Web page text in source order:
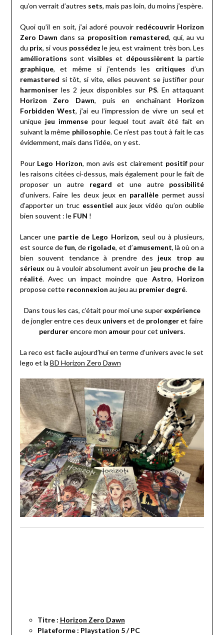
qu’on verrait d’autres sets, mais pas loin, du moins j’espère.
Quoi qu’il en soit, j’ai adoré pouvoir redécouvrir Horizon
Zero Dawn dans sa proposition remastered, qui, au vu
du prix, si vous possédez le jeu, est vraiment très bon. Les
améliorations sont visibles et dépoussièrent la partie
graphique, et même si j’entends les critiques d’un
remastered si tôt, si vite, elles peuvent se justifier pour
harmoniserles 2 jeux disponibles sur PS. En attaquant
Horizon Zero Dawn, puis en enchaînant Horizon
Forbidden West, j’ai eu l’impression de vivre un seul et
unique jeu immensepour lequel tout avait été fait en
suivant la même philosophie. Ce n’est pas tout à fait le cas
évidemment, mais dans l’idée, on y est.
Pour Lego Horizon, mon avis est clairement positifpour
les raisons citées ci-dessus, mais également pour le fait de
proposer un autre regard et une autre possibilité
d’univers. Faire les deux jeux en parallèle permet aussi
d’apporter un truc essentiel aux jeux vidéo qu’on oublie
bien souvent : le FUN !
Lancer une partie de Lego Horizon, seul ou à plusieurs,
est source defun, de rigolade, et d’amusement, là où on a
bien souvent tendance à prendre des jeux trop au
sérieux ou à vouloir absolument avoir un jeu proche de la
réalité. Avec un impact moindre que Astro, Horizon
propose cette reconnexion au jeu au premier degré.
Dans tous les cas, c’était pour moi une super expérience
de jongler entre ces deux univers et de prolongeret faire
perdurerencore mon amourpour cet univers.
La reco est facile aujourd’hui en terme d’univers avec le set
lego et la BD Horizon Zero Dawn
Titre : Horizon Zero Dawn
Plateforme : Playstation 5 / PC